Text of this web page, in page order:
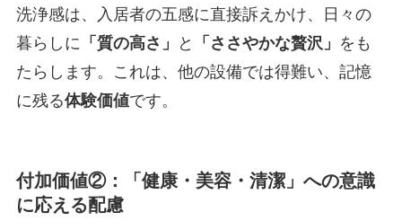
洗浄感は、入居者の五感に直接訴えかけ、日々の
暮らしに 「質の高さ」 と 「ささやかな贅沢」 をも
たらします。これは、他の設備では得難い、記憶
に残る体験価値です。
付加価値②： 「健康・美容・清潔」 への意識
に応える配慮